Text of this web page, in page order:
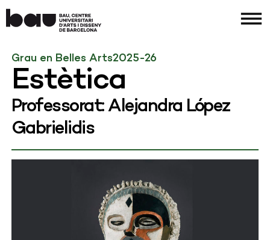
Grau en Belles Arts2025-26
Estètica
Professorat: Alejandra López
Gabrielidis